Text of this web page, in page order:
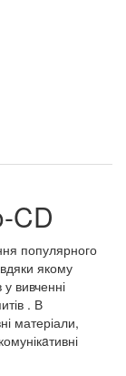
CD
популярного
якому
вивченні
. В
матеріали,